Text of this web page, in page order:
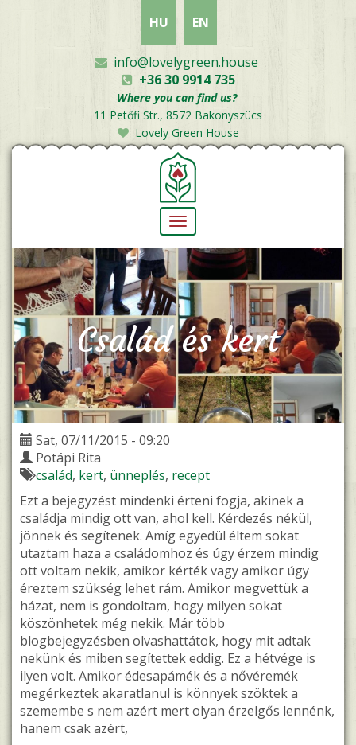
HU EN
info@lovelygreen.house
+36 30 9914 735
Where you can find us?
11 Petőfi Str., 8572 Bakonyszücs
Lovely Green House
Toggle
navigation
Család és kert
Sat, 07/11/2015 - 09:20
Potápi Rita
család kert ünneplés recept
Ezt a bejegyzést mindenki érteni fogja, akinek a
családja mindig ott van, ahol kell. Kérdezés nékül,
jönnek és segítenek. Amíg egyedül éltem sokat
utaztam haza a családomhoz és úgy érzem mindig
ott voltam nekik, amikor kérték vagy amikor úgy
éreztem szükség lehet rám. Amikor megvettük a
házat, nem is gondoltam, hogy milyen sokat
köszönhetek még nekik. Már több
blogbejegyzésben olvashattátok, hogy mit adtak
nekünk és miben segítettek eddig. Ez a hétvége is
ilyen volt. Amikor édesapámék és a nővéremék
megérkeztek akaratlanul is könnyek szöktek a
szemembe s nem azért mert olyan érzelgős lennénk,
hanem csak azért,